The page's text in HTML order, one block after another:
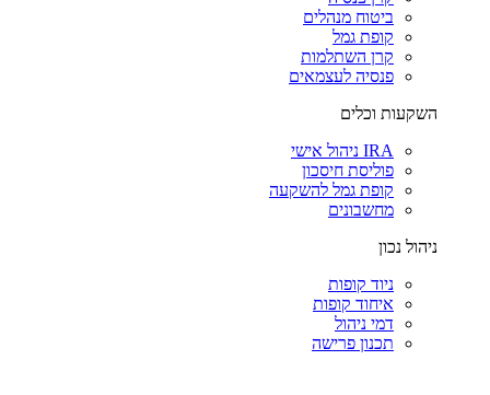
ביטוח מנהלים
קופת גמל
קרן השתלמות
פנסיה לעצמאים
השקעות וכלים
IRA ניהול אישי
פוליסת חיסכון
קופת גמל להשקעה
מחשבונים
ניהול נכון
ניוד קופות
איחוד קופות
דמי ניהול
תכנון פרישה